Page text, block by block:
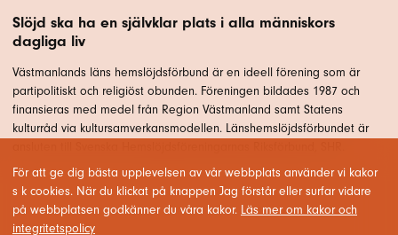
Slöjd ska ha en självklar plats i alla människors
dagliga liv
Västmanlands läns hemslöjdsförbund är en ideell förening som är
partipolitiskt och religiöst obunden. Föreningen bildades 1987 och
finansieras med medel från Region Västmanland samt Statens
kulturråd via kultursamverkansmodellen. Länshemslöjdsförbundet är
För att ge dig bästa upplevelsen av vår webbplats använder vi kakor
s k cookies. När du klickat på knappen Jag förstår eller surfar vidare
på webbplatsen godkänner du våra kakor. Läs mer om kakor och
integritetspolicy